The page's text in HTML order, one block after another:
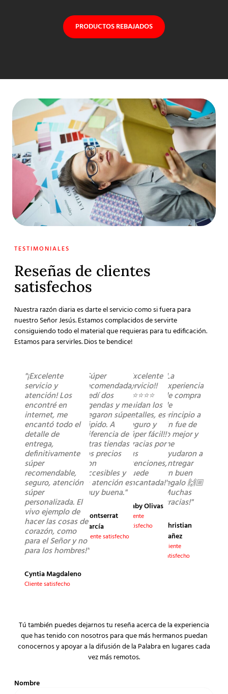
PRODUCTOS REBAJADOS
TESTIMONIALES
Reseñas de clientes
satisfechos
Nuestra razón diaria es darte el servicio como si fuera para
nuestro Señor Jesús. Estamos complacidos de servirte
consiguiendo todo el material que requieras para tu edificación.
Estamos para servirles. Dios te bendice!
"¡Excelente
servicio y
atención! Los
encontré en
internet, me
encantó todo el
detalle de
entrega,
definitivamente
súper
recomendable,
seguro, atención
súper
personalizada. El
vivo ejemplo de
hacer las cosas de
corazón, como
para el Señor y no
para los hombres!"
Cyntia Magdaleno
Cliente satisfecho
"Súper
recomendada,
pedí dos
agendas y me
llegaron súper
rápido. A
diferencia de
otras tiendas
los precios
son
accesibles y
la atención es
muy buena."
Montserrat
García
Cliente satisfecho
"Excelente
servicio!!
⭐️⭐️⭐️⭐️⭐️
cuidan los
detalles, es
seguro y
súper fácil!!
Gracias por
sus
atenciones,
quede
encantada!"
Gaby Olivas
Cliente
satisfecho
"La
experiencia
de compra
de
principio a
fin fue de
lo mejor y
me
ayudaron a
entregar
un buen
regalo 🙌🏼
Muchas
gracias!"
Christian
Yañez
Cliente
satisfecho
Tú también puedes dejarnos tu reseña acerca de la experiencia
que has tenido con nosotros para que más hermanos puedan
conocernos y apoyar a la difusión de la Palabra en lugares cada
vez más remotos.
Nombre